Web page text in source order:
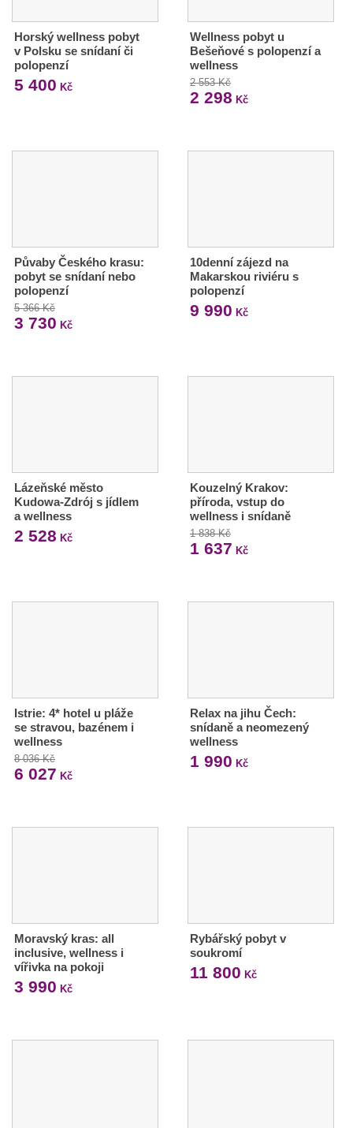
Horský wellness pobyt
v Polsku se snídaní či
polopenzí
5 400 Kč
Wellness pobyt u
Bešeňové s polopenzí a
wellness
2 553 Kč
2 298 Kč
Půvaby Českého krasu:
pobyt se snídaní nebo
polopenzí
5 366 Kč
3 730 Kč
10denní zájezd na
Makarskou riviéru s
polopenzí
9 990 Kč
Lázeňské město
Kudowa-Zdrój s jídlem
a wellness
2 528 Kč
Kouzelný Krakov:
příroda, vstup do
wellness i snídaně
1 838 Kč
1 637 Kč
Istrie: 4* hotel u pláže
se stravou, bazénem i
wellness
8 036 Kč
6 027 Kč
Relax na jihu Čech:
snídaně a neomezený
wellness
1 990 Kč
Moravský kras: all
inclusive, wellness i
vířivka na pokoji
3 990 Kč
Rybářský pobyt v
soukromí
11 800 Kč